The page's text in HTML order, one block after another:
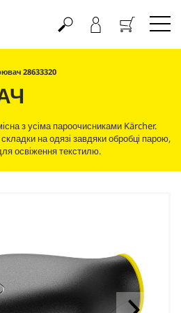
28633320
з усіма пароочисниками Kärcher.
на одязі завдяки обробці парою,
освіження текстилю.